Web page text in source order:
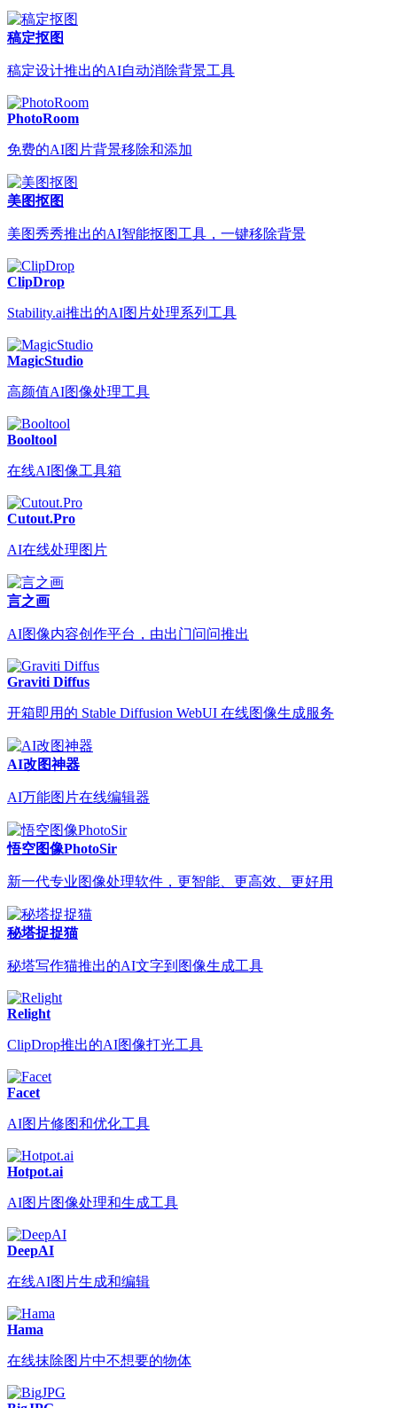
稿定抠图
稿定设计推出的AI自动消除背景工具
PhotoRoom
免费的AI图片背景移除和添加
美图抠图
美图秀秀推出的AI智能抠图工具，一键移除背景
ClipDrop
Stability.ai推出的AI图片处理系列工具
MagicStudio
高颜值AI图像处理工具
Booltool
在线AI图像工具箱
Cutout.Pro
AI在线处理图片
言之画
AI图像内容创作平台，由出门问问推出
Graviti Diffus
开箱即用的 Stable Diffusion WebUI 在线图像生成服务
AI改图神器
AI万能图片在线编辑器
悟空图像PhotoSir
新一代专业图像处理软件，更智能、更高效、更好用
秘塔捉捉猫
秘塔写作猫推出的AI文字到图像生成工具
Relight
ClipDrop推出的AI图像打光工具
Facet
AI图片修图和优化工具
Hotpot.ai
AI图片图像处理和生成工具
DeepAI
在线AI图片生成和编辑
Hama
在线抹除图片中不想要的物体